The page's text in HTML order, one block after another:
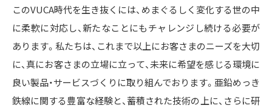
このVUCA時代を生き抜くには、めまぐるしく変化する世の中
に柔軟に対応し、新たなことにもチャレンジし続ける必要が
あります。私たちは、これまで以上にお客さまのニーズを大切
に、真にお客さまの立場に立って、未来に希望を感じる環境に
良い製品・サービスづくりに取り組んでおります。亜鉛めっき
鉄線に関する豊富な経験と、蓄積された技術の上に、さらに研